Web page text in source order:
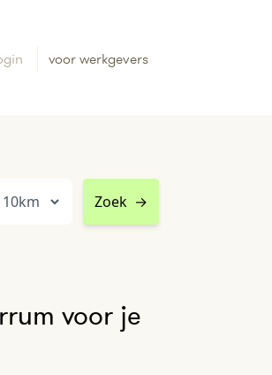
voor werkgevers
Zoek →
voor je